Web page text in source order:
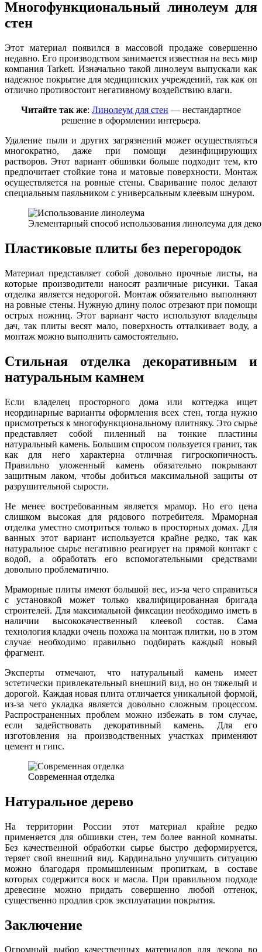
Многофункциональный линолеум для
стен
Этот материал появился в массовой продаже совершенно
недавно. Его производством занимается известная на весь мир
компания Tarkett. Изначально такой линолеум выпускали как
надежное покрытие для медицинских учреждений, так как он
отлично противостоит негативному воздействию влаги.
Читайте так же: Линолеум для стен — нестандартное
решение в оформлении интерьера.
Удаление пыли и других загрязнений может осуществляться
многократно, даже при помощи дезинфицирующих
растворов. Этот вариант обшивки больше подходит тем, кто
предпочитает стойкие тона и матовые поверхности. Монтаж
осуществляется на ровные стены. Сваривание полос делают
специальным паяльником с универсальным клеевым шнуром.
Элементарный способ использования линолеума для
Пластиковые плиты без перегородок
Материал представляет собой довольно прочные листы, на
которые производители наносят различные рисунки. Такая
отделка является недорогой. Монтаж обязательно выполняют
на ровные стены. Нужную длину полос отрезают при помощи
острых ножниц. Этот вариант часто используют владельцы
дач, так плиты весят мало, поверхность отталкивает воду, а
монтаж можно выполнить самостоятельно.
Стильная отделка декоративным и
натуральным камнем
Если владелец просторного дома или коттеджа ищет
неординарные варианты оформления всех стен, тогда нужно
присмотреться к многофункциональному плитняку. Это сырье
представляет собой пиленный на тонкие пластины
натуральный камень. Большим спросом пользуется гранит, так
как для него характерна отличная гигроскопичность.
Правильно уложенный камень обязательно покрывают
защитным лаком, чтобы добиться максимальной защиты от
разрушительной сырости.
Не менее востребованным является мрамор. Но его цена
слишком высокая для рядового потребителя. Мраморная
отделка уместно смотриться только в просторных домах. Для
ванных этот вариант используется крайне редко, так как
натуральное сырье негативно реагирует на прямой контакт с
водой, а обработать его вспомогательными средствами
довольно проблематично.
Мраморные плиты имеют большой вес, из-за чего справиться
с установкой может только квалифицированная бригада
строителей. Для максимальной фиксации необходимо иметь в
наличии высококачественный клеевой состав. Сама
технология кладки очень похожа на монтаж плитки, но в этом
случае необходимо правильно подбирать каждый новый
фрагмент.
Эксперты отмечают, что натуральный камень имеет
эстетически привлекательный внешний вид, но он тяжелый и
дорогой. Каждая новая плита отличается уникальной формой,
из-за чего укладка является довольно сложным процессом.
Распространенных проблем можно избежать в том случае,
если задействовать декоративный камень. Для его
изготовления на производственных участках применяют
цемент и гипс.
Современная отделка
Натуральное дерево
На территории России этот материал крайне редко
применяется для обшивки стен, тем более ванной комнаты.
Без качественной обработки сырье быстро деформируется,
теряет свой внешний вид. Кардинально улучшить ситуацию
можно благодаря промышленным пропиткам, в составе
которых содержится воск и масла. При правильном подходе
древесине можно придать совершенно любой оттенок,
существенно продлив срок эксплуатации покрытия.
Заключение
Огромный выбор качественных материалов для декора во